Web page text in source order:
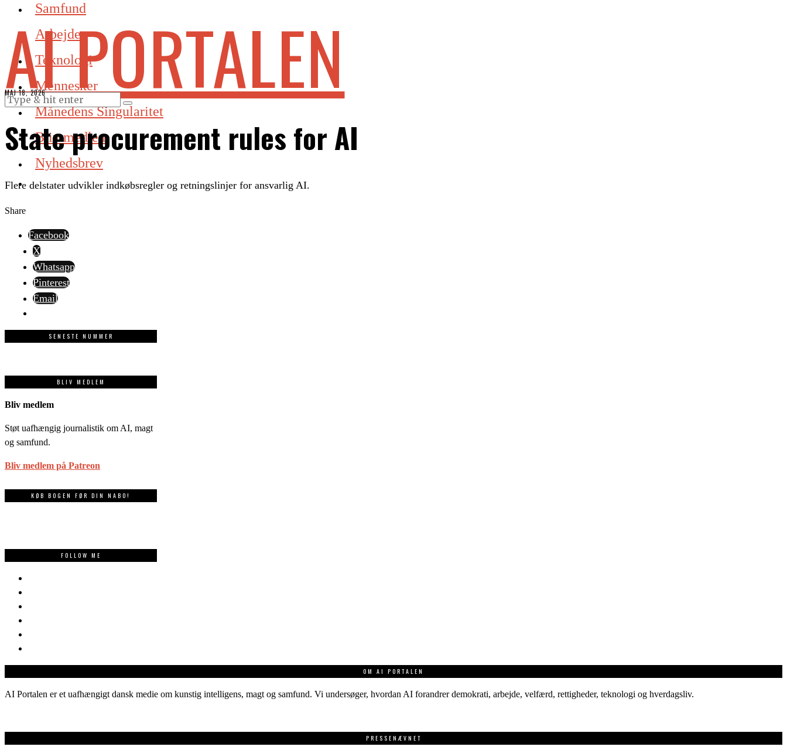
Samfund
Arbejde
Teknologi
Mennesker
Månedens Singularitet
Bliv medlem
Nyhedsbrev
AI PORTALEN
MAJ 18, 2026
State procurement rules for AI
Flere delstater udvikler indkøbsregler og retningslinjer for ansvarlig AI.
Share
Facebook
X
Whatsapp
Pinterest
Email
SENESTE NUMMER
BLIV MEDLEM
Bliv medlem
Støt uafhængig journalistik om AI, magt
og samfund.
Bliv medlem på Patreon
KØB BOGEN FØR DIN NABO!
FOLLOW ME
OM AI PORTALEN
AI Portalen er et uafhængigt dansk medie om kunstig intelligens, magt og samfund. Vi undersøger, hvordan AI forandrer demokrati, arbejde, velfærd, rettigheder, teknologi og hverdagsliv.
PRESSENÆVNET